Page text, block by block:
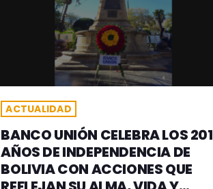
ACTUALIDAD
BANCO UNIÓN CELEBRA LOS 201
AÑOS DE INDEPENDENCIA DE
BOLIVIA CON ACCIONES QUE